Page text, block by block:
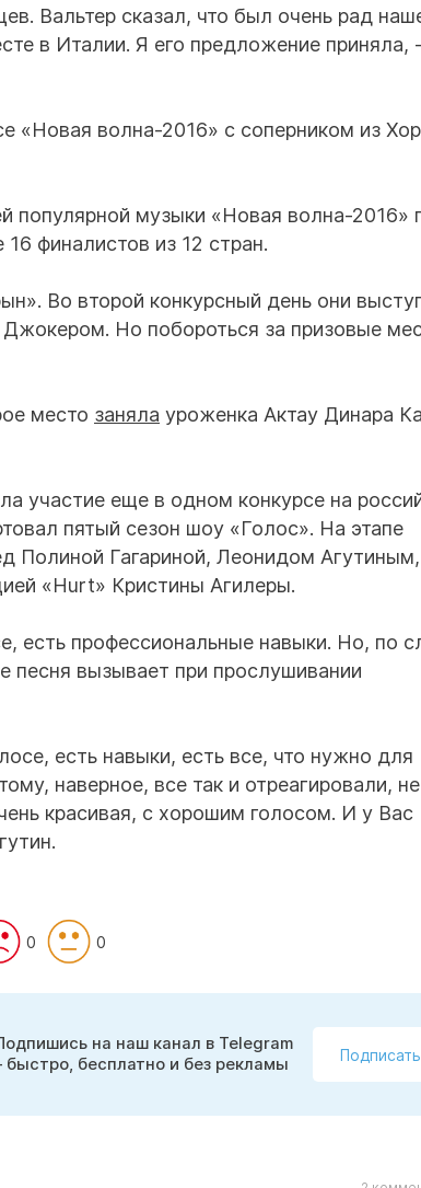
Вальтер сказал, что был очень рад
в Италии. Я его предложение приняла,
«Новая волна-2016» с соперником из
музыки «Новая волна-2016»
финалистов из 12 стран.
Во второй конкурсный день они
Но побороться за призовые
место заняла уроженка Актау Динара
участие еще в одном конкурсе на
пятый сезон шоу «Голос». На этапе
Полиной Гагариной, Леонидом Агутиным,
«Hurt» Кристины Агилеры.
есть профессиональные навыки. Но, по
песня вызывает при прослушивании
есть навыки, есть все, что нужно для
наверное, все так и отреагировали, не
красивая, с хорошим голосом. И у Вас
0 0
на наш канал в Telegram
быстро, бесплатно и без рекламы